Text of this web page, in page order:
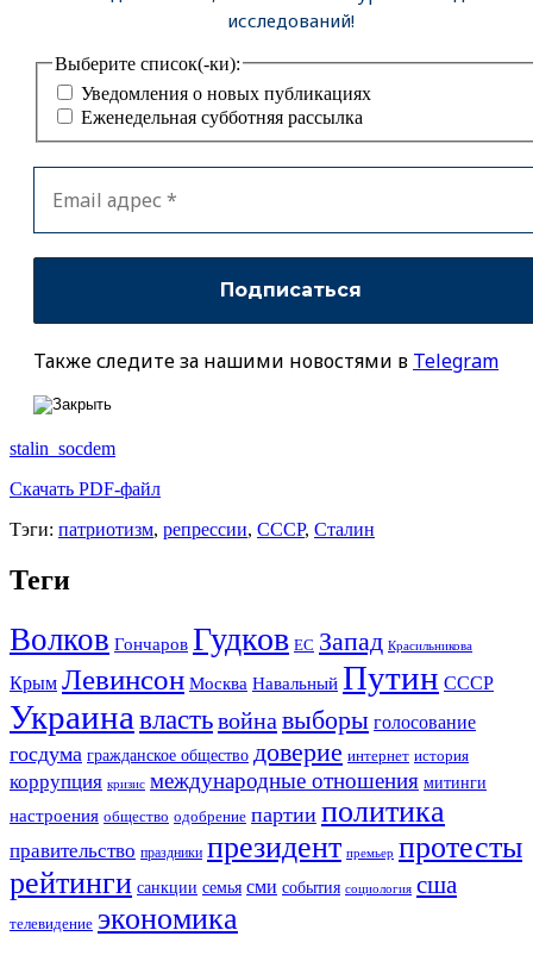
исследований!
Выберите список(-ки):
Уведомления о новых публикациях
Еженедельная субботняя рассылка
Также следите за нашими новостями в Telegram
stalin_socdem
Скачать PDF-файл
Тэги: патриотизм, репрессии, СССР, Сталин
Теги
Волков Гончаров Гудков ЕС Запад Красильникова
Крым Левинсон Москва Навальный Путин СССР
Украина властьвойна выборы голосование
госдума гражданское общество доверие интернет история
коррупция кризис международные отношения митинги
настроения общество одобрение партии политика
правительство праздники президент премьер протесты
рейтинги санкции семья сми события социология сша
телевидение экономика